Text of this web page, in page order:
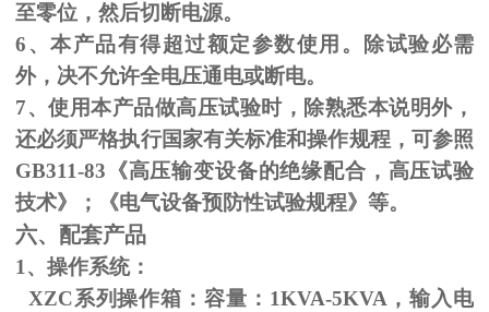
至零位，然后切断电源。
6、本产品有得超过额定参数使用。除试验必需
外，决不允许全电压通电或断电。
7、使用本产品做高压试验时，除熟悉本说明外，
还必须严格执行国家有关标准和操作规程，可参照
GB311-83 《高压输变设备的绝缘配合，高压试验
技术》；《电气设备预防性试验规程》等。
六、配套产品
1、操作系统：
XZC系列操作箱：容量： 1KVA-5KVA ，输入电